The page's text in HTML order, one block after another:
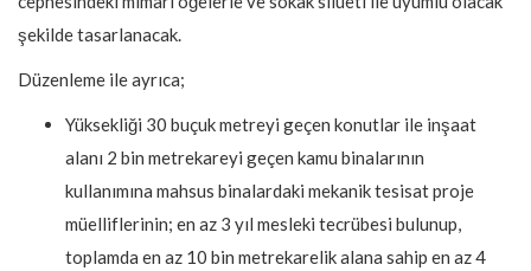
şekilde tasarlanacak.
Düzenleme ile ayrıca;
Yüksekliği 30 buçuk metreyi geçen konutlar ile inşaat
alanı 2 bin metrekareyi geçen kamu binalarının
kullanımına mahsus binalardaki mekanik tesisat proje
müelliflerinin; en az 3 yıl mesleki tecrübesi bulunup,
toplamda en az 10 bin metrekarelik alana sahip en az 4